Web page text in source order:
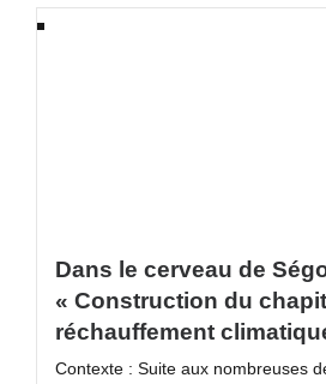
Dans le cerveau de
« Construction du
réchauffement
Contexte : Suite aux nombreuses